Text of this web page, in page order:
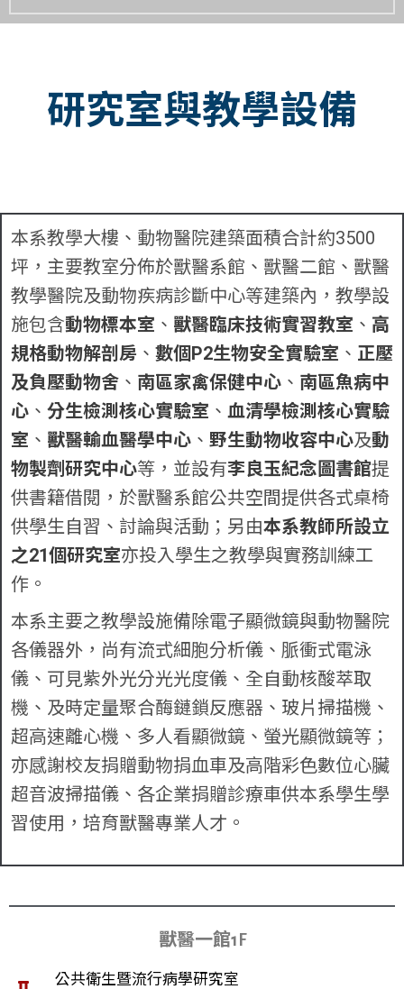
研究室與教學設備
本系教學大樓、動物醫院建築面積合計約3500
坪，主要教室分佈於獸醫系館、獸醫二館、獸醫
教學醫院及動物疾病診斷中心等建築內，教學設
施包含動物標本室 、 獸醫臨床技術實習教室 、 高
規格動物解剖房 、 數個P2生物安全實驗室 、 正壓
及負壓動物舍 、 南區家禽保健中心 、 南區魚病中
心 、 分生檢測核心實驗室 、 血清學檢測核心實驗
室 、 獸醫輸血醫學中心 、 野生動物收容中心及動
物製劑研究中心等，並設有李良玉紀念圖書館提
供書籍借閱，於獸醫系館公共空間提供各式桌椅
供學生自習、討論與活動；另由本系教師所設立
之21個研究室亦投入學生之教學與實務訓練工
作。
本系主要之教學設施備除電子顯微鏡與動物醫院
各儀器外，尚有流式細胞分析儀、脈衝式電泳
儀、可見紫外光分光光度儀、全自動核酸萃取
機、及時定量聚合酶鏈鎖反應器、玻片掃描機、
超高速離心機、多人看顯微鏡、螢光顯微鏡等；
亦感謝校友捐贈動物捐血車及高階彩色數位心臟
超音波掃描儀、各企業捐贈診療車供本系學生學
習使用，培育獸醫專業人才。
獸醫一館1F
公共衛生暨流行病學研究室